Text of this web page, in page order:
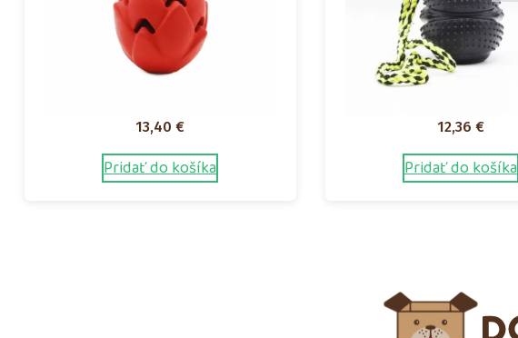
13,40€
Pridať do košíka
12,36 €
Pridať do košíka